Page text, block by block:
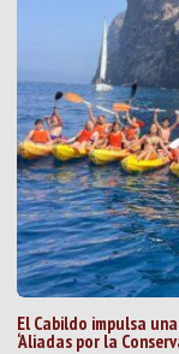
El Cabildo impulsa
‘Aliadas por la